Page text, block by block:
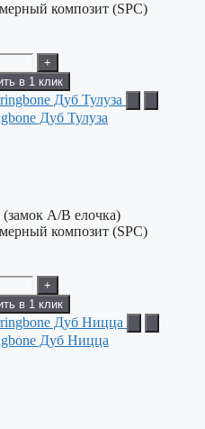
композит (SPC)
+
в 1 клик
Дуб Тулуза
А/В елочка)
композит (SPC)
+
в 1 клик
Дуб Ницца